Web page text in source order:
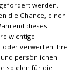
werden.
die Chance, einen
dieses
wichtige
oder verwerfen ihre
persönlichen
spielen für die